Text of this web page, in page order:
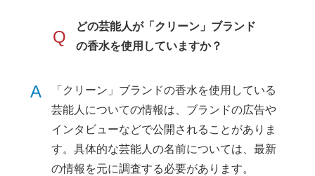
Q
どの芸能人が「クリーン」ブランド
の香水を使用していますか？
A
「クリーン」ブランドの香水を使用している
芸能人についての情報は、ブランドの広告や
インタビューなどで公開されることがありま
す。具体的な芸能人の名前については、最新
の情報を元に調査する必要があります。